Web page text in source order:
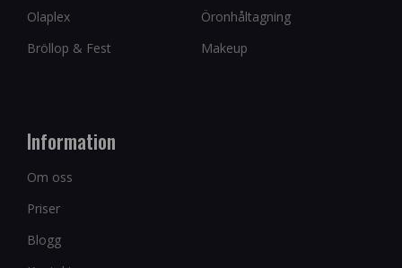
Olaplex
Öronhåltagning
Bröllop & Fest
Makeup
Information
Om oss
Priser
Blogg